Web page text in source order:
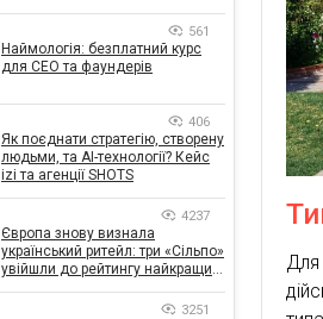
Для
561
Наймологія: безплатний курс
для CEO та фаундерів
406
Як поєднати стратегію, створену
людьми, та AI-технології? Кейс
izi та агенції SHOTS
4237
Європа знову визнала
український ритейл: три «Сільпо»
увійшли до рейтингу найкращих
3251